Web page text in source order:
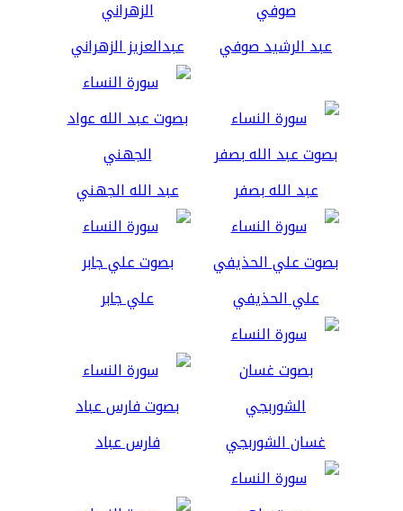
عبد الرشيد صوفي عبدالعزيز الزهراني
عبد الله بصفر عبد الله الجهني
علي الحذيفي علي جابر
غسان الشوربجي فارس عباد